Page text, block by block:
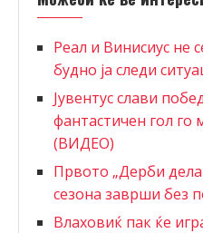
Реал и Винисиус не
будно ја следи
Јувентус слави
фантастичен гол
(ВИДЕО)
Првото „Дерби
сезона заврши без
Влаховиќ пак ќе